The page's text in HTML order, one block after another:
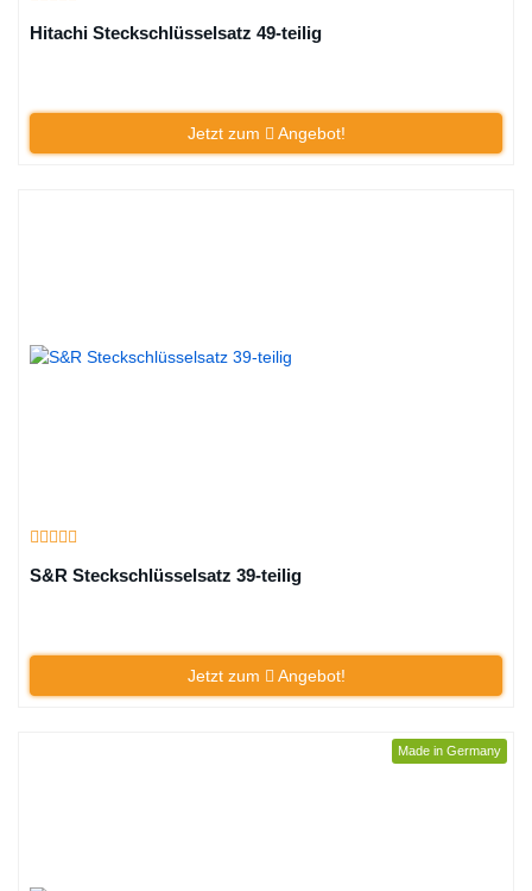
Hitachi Steckschlüsselsatz 49-teilig
Jetzt zum Angebot!
S&R Steckschlüsselsatz 39-teilig
Jetzt zum Angebot!
Made in Germany